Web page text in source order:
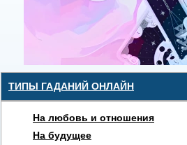
ТИПЫ ГАДАНИЙ ОНЛАЙН
На любовь и отношения
На будущее